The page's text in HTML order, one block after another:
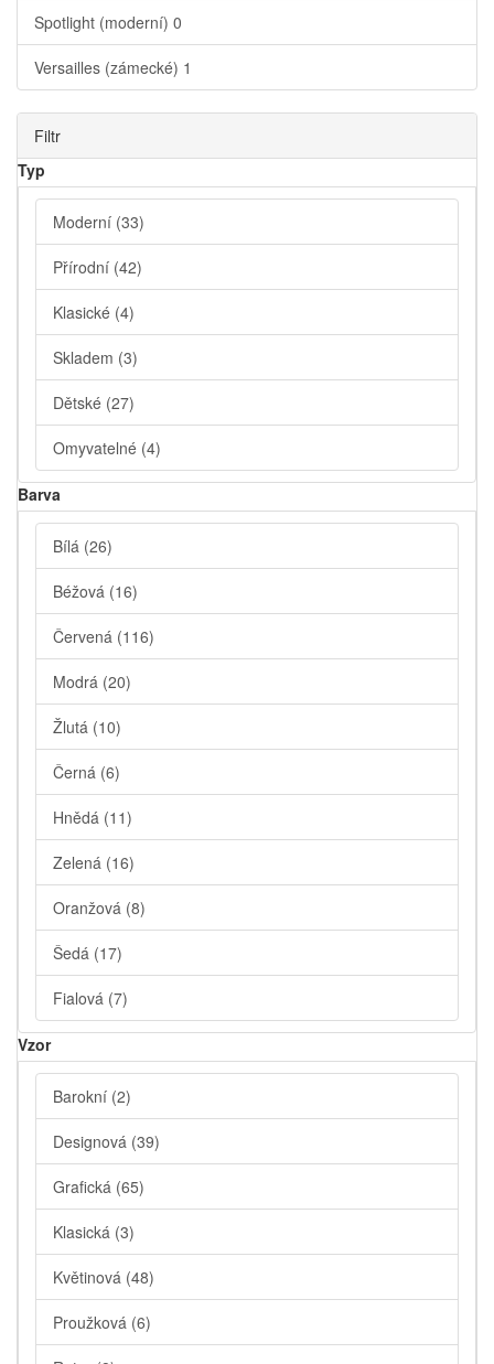
Spotlight (moderní) 0
Versailles (zámecké) 1
Filtr
Typ
Moderní (33)
Přírodní (42)
Klasické (4)
Skladem (3)
Dětské (27)
Omyvatelné (4)
Barva
Bílá (26)
Béžová (16)
Červená (116)
Modrá (20)
Žlutá (10)
Černá (6)
Hnědá (11)
Zelená (16)
Oranžová (8)
Šedá (17)
Fialová (7)
Vzor
Barokní (2)
Designová (39)
Grafická (65)
Klasická (3)
Květinová (48)
Proužková (6)